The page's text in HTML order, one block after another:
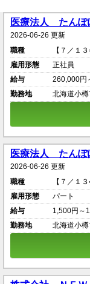
医療法人 たん
2026-06-26 更新
職種
【７／１
雇用形態
正社員
給与
260,000円
勤務地
北海道小
医療法人 たん
2026-06-26 更新
職種
【７／１
雇用形態
パート
給与
1,500円～
勤務地
北海道小